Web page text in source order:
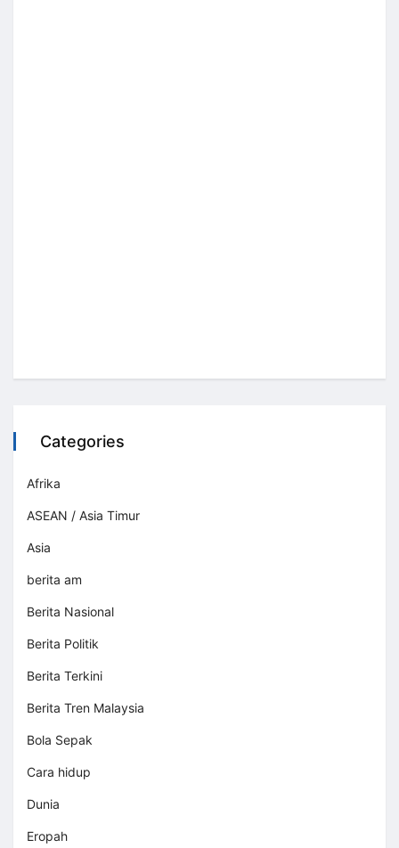
Categories
Afrika
ASEAN / Asia Timur
Asia
berita am
Berita Nasional
Berita Politik
Berita Terkini
Berita Tren Malaysia
Bola Sepak
Cara hidup
Dunia
Eropah